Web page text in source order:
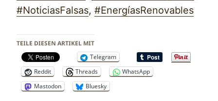
#NoticiasFalsas,#EnergíasRenovables
TEILE DIESEN ARTIKEL MIT
Telegram
Reddit
Threads
WhatsApp
Mastodon
Bluesky